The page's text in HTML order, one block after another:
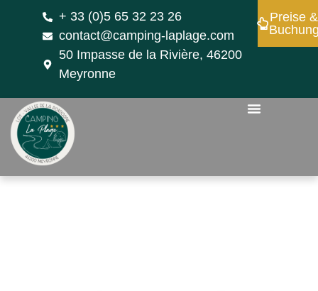
+ 33 (0)5 65 32 23 26
contact@camping-laplage.com
50 Impasse de la Rivière, 46200
Meyronne
Preise &